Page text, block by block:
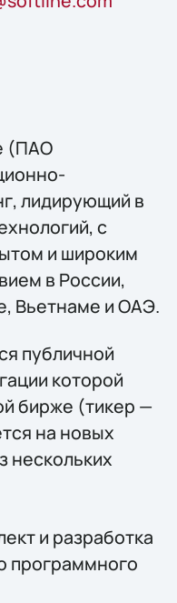
(ПАО
лидирующий в
c
и широким
в России,
Вьетнаме и ОАЭ.
публичной
которой
бирже (тикер —
на новых
нескольких
и разработка
программного